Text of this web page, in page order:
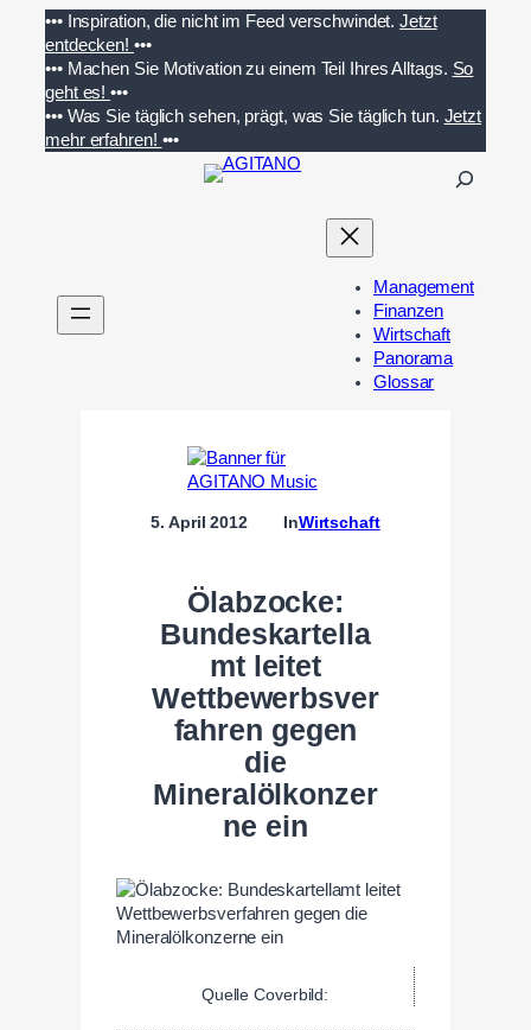
Inhalt
springen
••• Inspiration, die nicht im Feed verschwindet. Jetzt
entdecken! •••
••• Machen Sie Motivation zu einem Teil Ihres Alltags. So
geht es!•••
••• Was Sie täglich sehen, prägt, was Sie täglich tun. Jetzt
mehr erfahren! •••
n
Management
Finanzen
Wirtschaft
Panorama
Glossar
5. April 2012 InWirtschaft
Ölabzocke:
Bundeskartella
mt leitet
Wettbewerbsver
fahren gegen
die
Mineralölkonzer
ne ein
Quelle Coverbild: